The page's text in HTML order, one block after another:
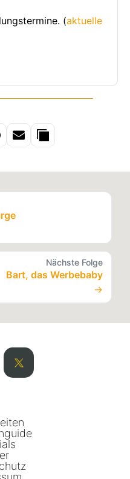
(aktuelle
Nächste Folge
Bart, das Werbebaby
→